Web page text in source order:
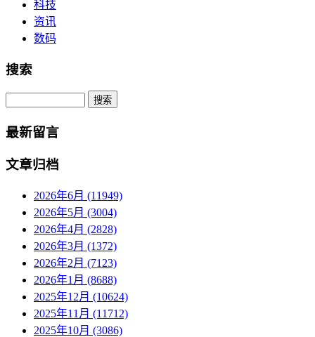
科技
资讯
数码
搜索
Search
最新留言
文章归档
2026年6月 (11949)
2026年5月 (3004)
2026年4月 (2828)
2026年3月 (1372)
2026年2月 (7123)
2026年1月 (8688)
2025年12月 (10624)
2025年11月 (11712)
2025年10月 (3086)